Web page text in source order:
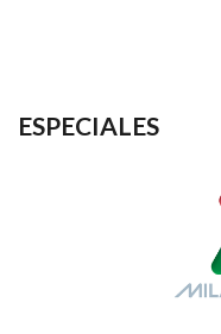
ESPECIALES